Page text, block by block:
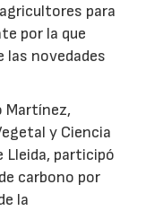
para
por la que
las novedades
Martínez,
y Ciencia
Lleida, participó
carbono por
la